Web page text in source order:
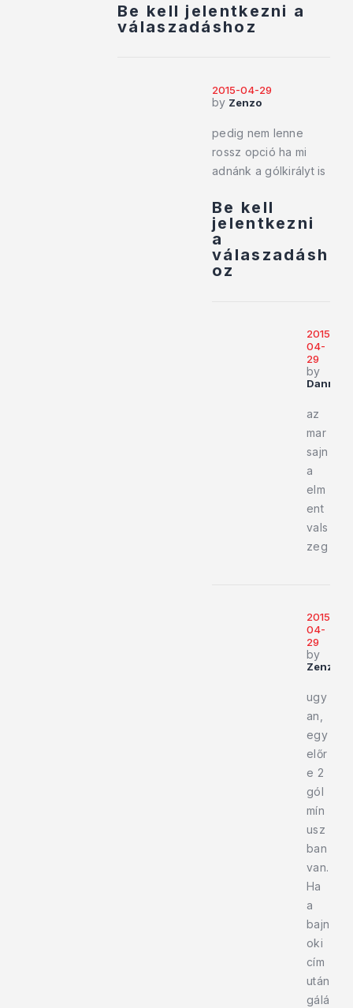
Be kell jelentkezni a
válaszadáshoz
2015-04-29
by Zenzo
pedig nem lenne
rossz opció ha mi
adnánk a gólkirályt is
Be kell
jelentkezni
a
válaszadásh
oz
2015-
04-
29
by
az
mar
sajn
a
elm
ent
vals
zeg
2015-
04-
29
by
Zenzo
ugy
an,
egy
előr
e 2
gól
mín
usz
ban
van.
Ha
a
bajn
oki
cím
után
gálá